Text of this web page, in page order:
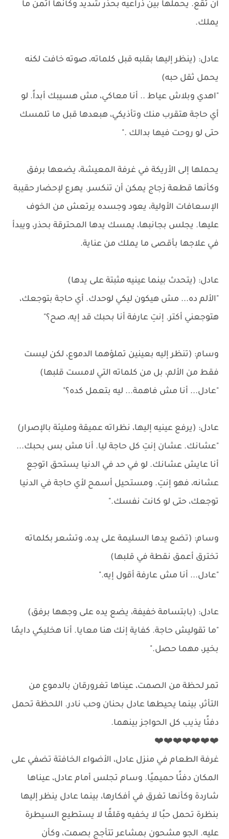
أن تقع. يحملها بين ذراعيه بحذر شديد وكأنها أثمن ما
يملك.
عادل: (ينظر إليها بقلبه قبل كلماته، صوته خافت لكنه
يحمل ثقل حبه)
"اهدي وبلاش عياط .. أنا معاكي، مش هسيبك أبداً. لو
أي حاجة هتقرب منك وتأذيكي، هبعدها قبل ما تلمسك
حتى لو روحت فيها بدالك ."
يحملها إلى الأريكة في غرفة المعيشة، يضعها برفق
وكأنها قطعة زجاج يمكن أن تنكسر. يهرع لإحضار حقيبة
الإسعافات الأولية، يعود وجسده يرتعش من الخوف
عليها. يجلس بجانبها، يمسك يدها المحترقة بحذر، ويبدأ
في علاجها بأقصى ما يملك من عناية.
عادل: (يتحدث بينما عينيه مثبتة على يدها)
"الألم ده... مش هيكون ليكي لوحدك. أي حاجة بتوجعك،
هتوجعني أكتر. إنتِ عارفة أنا بحبك قد إيه، صح؟"
وسام: (تنظر إليه بعينين تملؤهما الدموع، لكن ليست
فقط من الألم، بل من كلماته التي لامست قلبها)
"عادل... أنا مش فاهمة... ليه بتعمل كده؟"
عادل: (يرفع عينيه إليها، نظراته عميقة ومليئة بالإصرار)
"عشانك. عشان إنتِ كل حاجة ليا. أنا مش بس بحبك...
أنا عايش عشانك. لو في حد في الدنيا يستحق اتوجع
عشانه، فهو إنتِ. ومستحيل أسمح لأي حاجة في الدنيا
توجعك، حتى لو كانت نفسك."
وسام: (تضع يدها السليمة على يده، وتشعر بكلماته
تخترق أعمق نقطة في قلبها)
"عادل... أنا مش عارفة أقول إيه."
عادل: (بابتسامة خفيفة، يضع يده على وجهها برفق)
"ما تقوليش حاجة. كفاية إنك هنا معايا. أنا هخليكي دايمًا
بخير، مهما حصل."
تمر لحظة من الصمت، عيناها تغرورقان بالدموع من
التأثر، بينما يحيطها عادل بحنان وحب نادر. اللحظة تحمل
دفئًا يذيب كل الحواجز بينهما.
❤️❤️❤️❤️❤️❤️❤️
غرفة الطعام في منزل عادل، الأضواء الخافتة تضفي على
المكان دفئًا حميميًا. وسام تجلس أمام عادل، عيناها
شاردة وكأنها تغرق في أفكارها، بينما عادل ينظر إليها
بنظرة تحمل حبًا لا يخفيه وقلقًا لا يستطيع السيطرة
عليه. الجو مشحون بمشاعر تتأجج بصمت، وكأن